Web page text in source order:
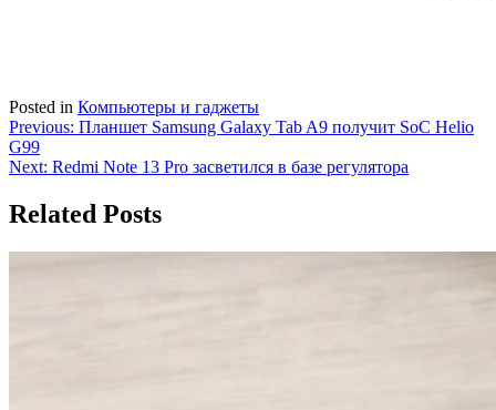
Posted in Компьютеры и гаджеты
Навигация
по
Previous: Планшет Samsung Galaxy Tab A9 получит SoC Helio
G99
Next: Redmi Note 13 Pro засветился в базе регулятора
Related Posts